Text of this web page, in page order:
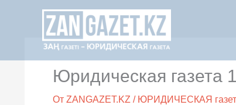
содержимому
Юридическая газета
От ZANGAZET.KZ / ЮРИДИЧЕСКАЯ